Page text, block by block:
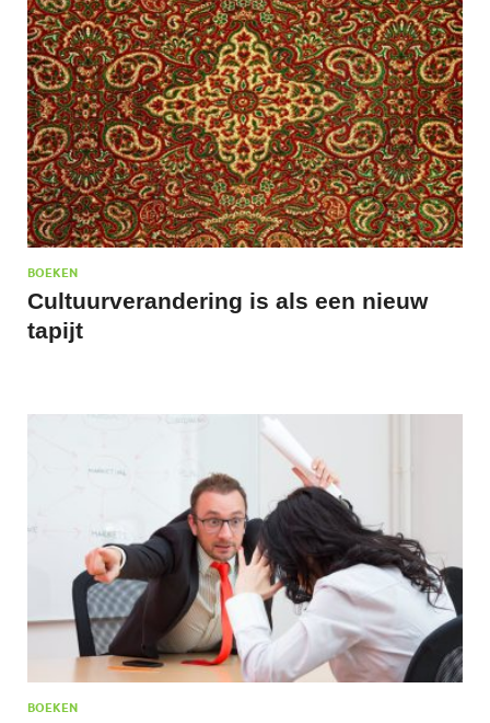
BOEKEN
Cultuurverandering is als een nieuw
tapijt
BOEKEN